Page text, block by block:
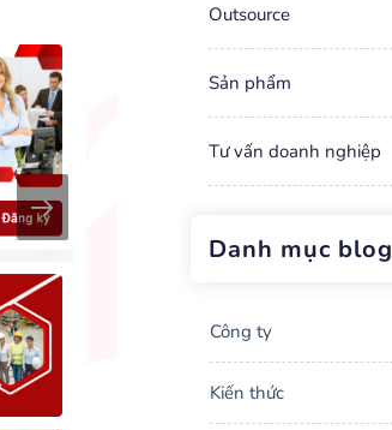
Outsource
Sản phẩm
Tư vấn doanh nghiệp
Danh mục blog
Công ty
Kiến thức